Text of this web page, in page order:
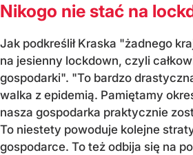
Nikogo nie stać na
Jak podkreślił Kraska "żadnego
na jesienny lockdown, czyli
gospodarki". "To bardzo
walka z epidemią. Pamiętamy
nasza gospodarka praktycznie
To niestety powoduje kolejne
gospodarce. To też odbija się na